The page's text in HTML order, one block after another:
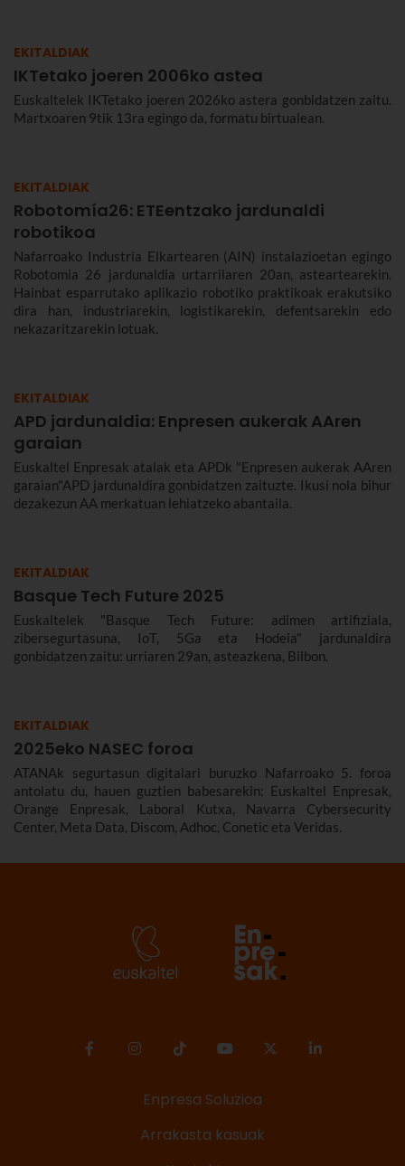
EKITALDIAK
IKTetako joeren 2006ko astea
Euskaltelek IKTetako joeren 2026ko astera gonbidatzen zaitu.
Martxoaren 9tik 13ra egingo da, formatu birtualean.
EKITALDIAK
Robotomía26: ETEentzako jardunaldi
robotikoa
Nafarroako Industria Elkartearen (AIN) instalazioetan egingo
Robotomia 26 jardunaldia urtarrilaren 20an, asteartearekin.
Hainbat esparrutako aplikazio robotiko praktikoak erakutsiko
dira han, industriarekin, logistikarekin, defentsarekin edo
nekazaritzarekin lotuak.
EKITALDIAK
APD jardunaldia: Enpresen aukerak AAren
garaian
Euskaltel Enpresak atalak eta APDk "Enpresen aukerak AAren
garaian"APD jardunaldira gonbidatzen zaituzte. Ikusi nola bihur
dezakezun AA merkatuan lehiatzeko abantaila.
EKITALDIAK
Basque Tech Future 2025
Euskaltelek "Basque Tech Future: adimen artifiziala,
zibersegurtasuna, IoT, 5Ga eta Hodeia" jardunaldira
gonbidatzen zaitu: urriaren 29an, asteazkena, Bilbon.
EKITALDIAK
2025eko NASEC foroa
ATANAk segurtasun digitalari buruzko Nafarroako 5. foroa
antolatu du, hauen guztien babesarekin: Euskaltel Enpresak,
Orange Enpresak, Laboral Kutxa, Navarra Cybersecurity
Center, Meta Data, Discom, Adhoc, Conetic eta Veridas.
Enpresa Soluzioa
Arrakasta kasuak